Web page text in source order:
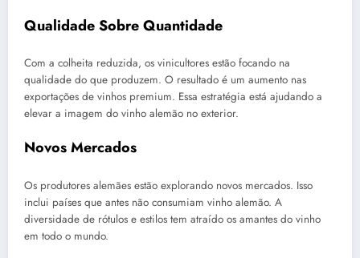
Qualidade Sobre Quantidade
Com a colheita reduzida, os vinicultores estão focando na
qualidade do que produzem. O resultado é um aumento nas
exportações de vinhos premium. Essa estratégia está ajudando a
elevar a imagem do vinho alemão no exterior.
Novos Mercados
Os produtores alemães estão explorando novos mercados. Isso
inclui países que antes não consumiam vinho alemão. A
diversidade de rótulos e estilos tem atraído os amantes do vinho
em todo o mundo.